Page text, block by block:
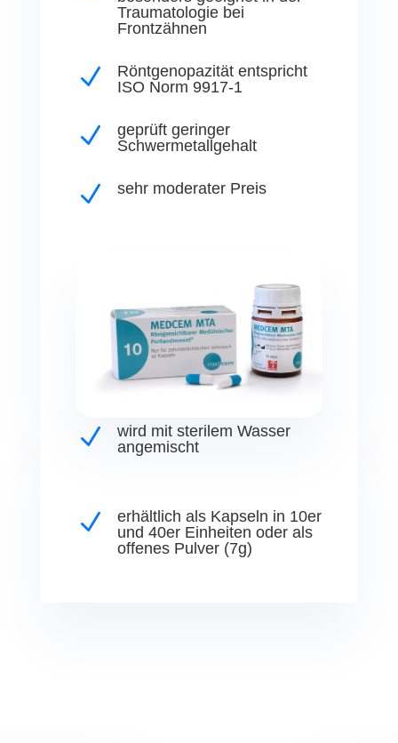
Traumatologie bei
Frontzähnen
N
Röntgenopazität entspricht
ISO Norm 9917-1
N
geprüft geringer
Schwermetallgehalt
N sehr moderater Preis
N
wird mit sterilem Wasser
angemischt
N
erhältlich als Kapseln in 10er
und 40er Einheiten oder als
offenes Pulver (7g)